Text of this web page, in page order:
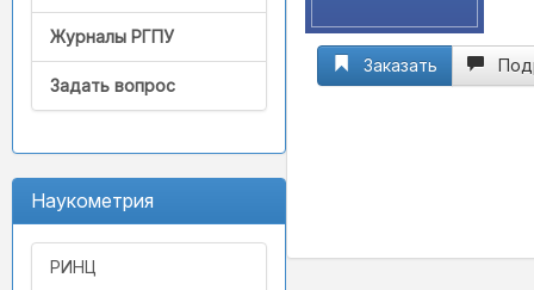
Журналы РГПУ
Задать вопрос
Наукометрия
РИНЦ
Заказать